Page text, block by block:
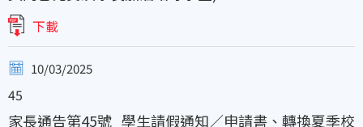
下載
10/03/2025
45
家長通告第45號_學生請假通知∕申請書、轉換夏季校